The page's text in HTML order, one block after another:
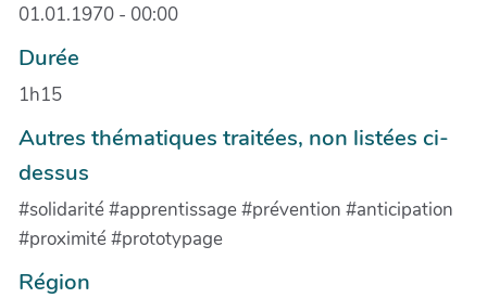
01.01.1970 - 00:00
Durée
1h15
Autres thématiques traitées, non listées ci-
dessus
#solidarité #apprentissage #prévention #anticipation
#proximité #prototypage
Région